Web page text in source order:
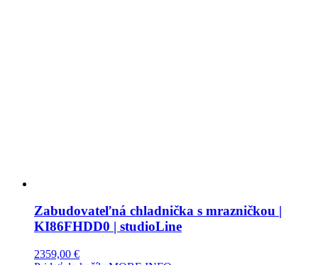
Zabudovateľná chladnička s mrazničkou |
KI86FHDD0 | studioLine
2359,00 €